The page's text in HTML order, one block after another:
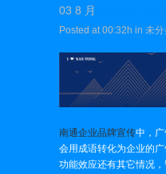
03 8 月
Posted at 00:32h in 未
南通企业品牌宣传中，
会用成语转化为企业的
功能效应还有其它情况，